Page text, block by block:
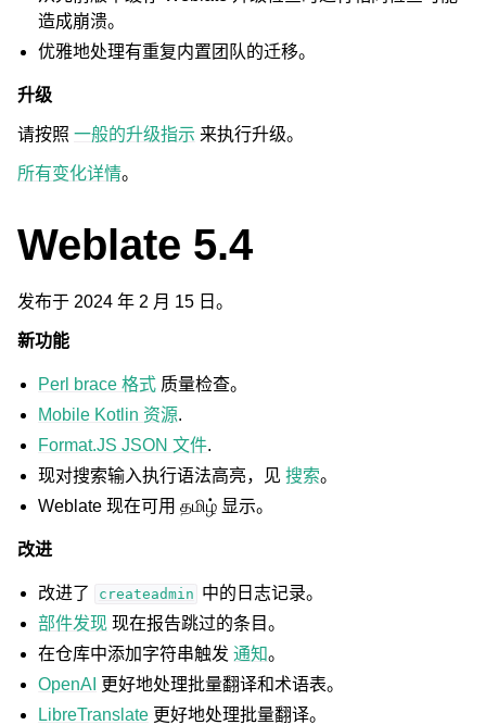
造成崩溃。
优雅地处理有重复内置团队的迁移。
升级
请按照 一般的升级指示 来执行升级。
所有变化详情。
Weblate 5.4
发布于 2024 年 2 月 15 日。
新功能
Perl brace 格式 质量检查。
Mobile Kotlin 资源.
Format.JS JSON 文件.
现对搜索输入执行语法高亮，见搜索。
Weblate 现在可用 தமிழ் 显示。
改进
改进了 createadmin 中的日志记录。
部件发现 现在报告跳过的条目。
在仓库中添加字符串触发通知。
OpenAI
更好地处理批量翻译和术语表。
LibreTranslate 更好地处理批量翻译。